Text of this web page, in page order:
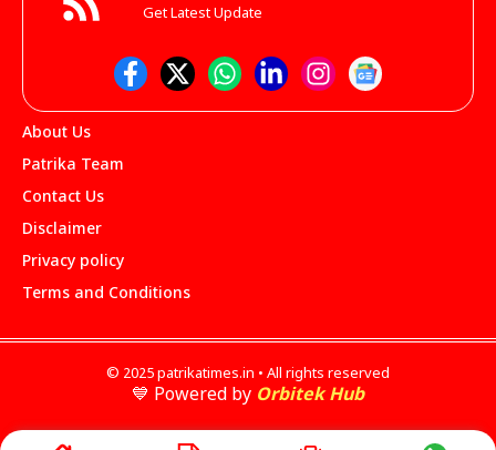
Get Latest Update
About Us
Patrika Team
Contact Us
Disclaimer
Privacy policy
Terms and Conditions
© 2025 patrikatimes.in • All rights reserved
💙 Powered by Orbitek Hub